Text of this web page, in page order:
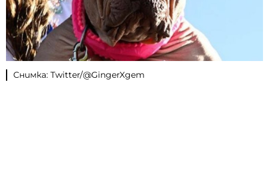
Снимка: Twitter/@GingerXgem